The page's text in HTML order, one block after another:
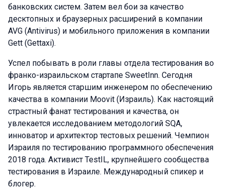
банковских систем. Затем вел бои за качество
десктопных и браузерных расширений в компании
AVG (Antivirus) и мобильного приложения в компании
Gett (Gettaxi).
Успел побывать в роли главы отдела тестирования во
франко-израильском стартапе SweetInn. Сегодня
Игорь является старшим инженером по обеспечению
качества в компании Moovit (Израиль). Как настоящий
страстный фанат тестирования и качества, он
увлекается исследованием методологий SQA,
инноватор и архитектор тестовых решений. Чемпион
Израиля по тестированию программного обеспечения
2018 года. Активист TestIL, крупнейшего сообщества
тестирования в Израиле. Международный спикер и
блогер.